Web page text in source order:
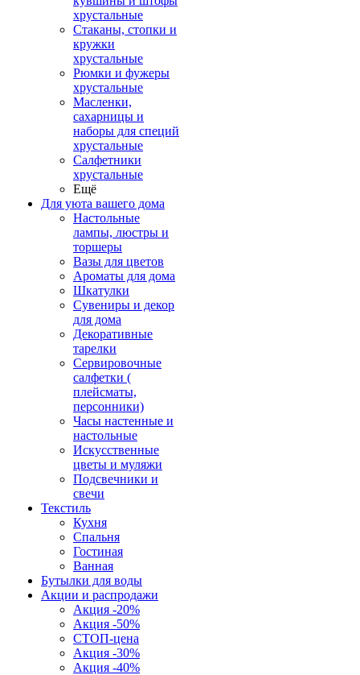
хрустальные
Стаканы, стопки и
кружки
хрустальные
Рюмки и фужеры
хрустальные
Масленки,
сахарницы и
наборы для специй
хрустальные
Салфетники
хрустальные
Ещё
Для уюта вашего дома
Настольные
лампы, люстры и
торшеры
Вазы для цветов
Ароматы для дома
Шкатулки
Сувениры и декор
для дома
Декоративные
тарелки
Сервировочные
салфетки (
плейсматы,
персонники)
Часы настенные и
настольные
Искусственные
цветы и муляжи
Подсвечники и
свечи
Текстиль
Кухня
Спальня
Гостиная
Ванная
Бутылки для воды
Акции и распродажи
Акция -20%
Акция -50%
СТОП-цена
Акция -30%
Акция -40%